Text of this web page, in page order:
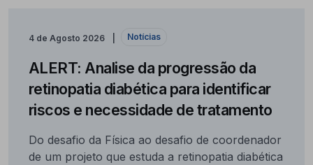
4 de Agosto 2026 Notícias
ALERT: Analise da progressão da
retinopatia diabética para identificar
riscos e necessidade de tratamento
Do desafio da Física ao desafio de coordenador
de um projeto que estuda a retinopatia diabética